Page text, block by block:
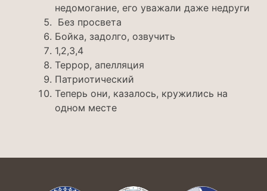
недомогание, его уважали даже недруги
Без просвета
Бойка, задолго, озвучить
1,2,3,4
Террор, апелляция
Патриотический
Теперь они, казалось, кружились на
одном месте